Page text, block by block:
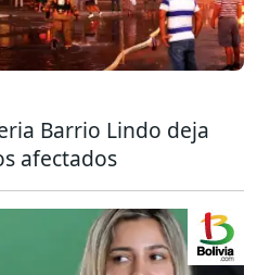
Barrio Lindo deja
afectados